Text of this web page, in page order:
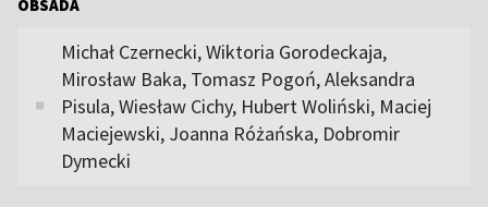
OBSADA
Michał Czernecki, Wiktoria Gorodeckaja,
Mirosław Baka, Tomasz Pogoń, Aleksandra
Pisula, Wiesław Cichy, Hubert Woliński, Maciej
Maciejewski, Joanna Różańska, Dobromir
Dymecki